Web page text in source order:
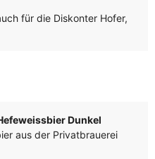
für die Diskonter Hofer,
Dunkel
aus der Privatbrauerei